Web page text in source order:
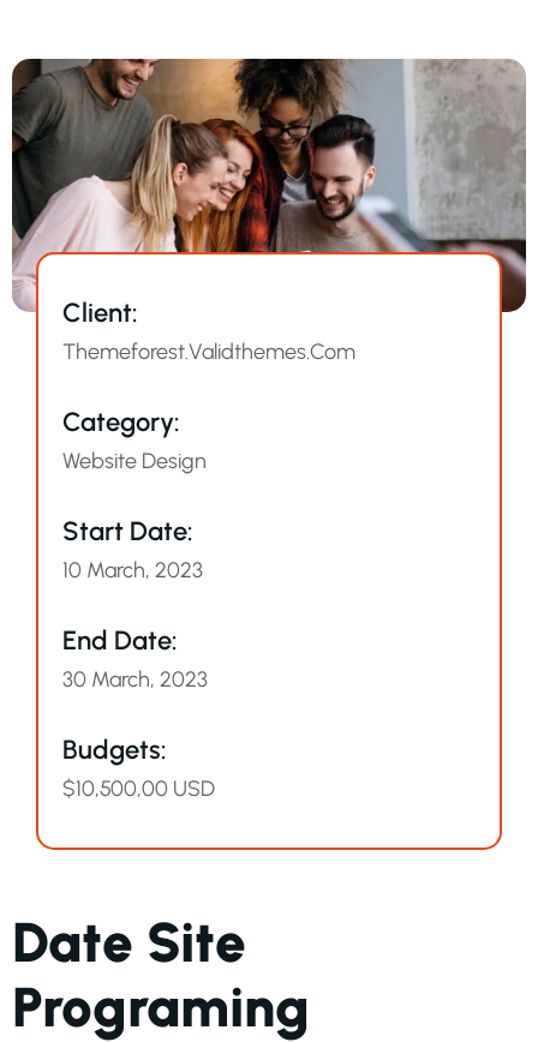
Client:
Themeforest.validthemes.com
Category:
Website Design
Start Date:
10 March, 2023
End Date:
30 March, 2023
Budgets:
$10,500,00 USD
Date Site
Programing